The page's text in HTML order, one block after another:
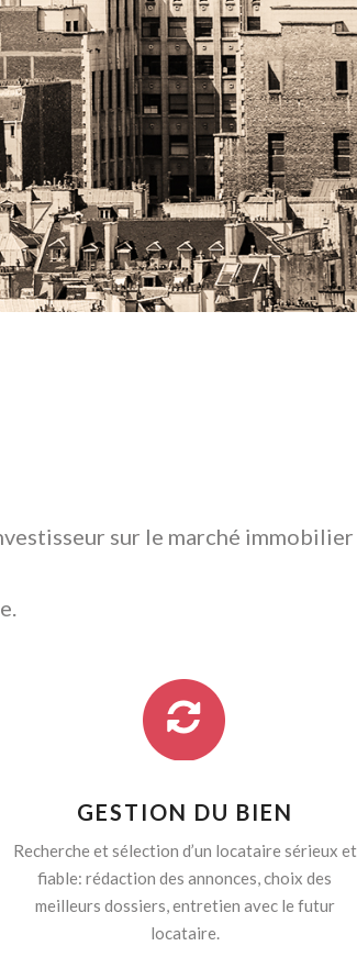
sur le marché immobilier
GESTION DU BIEN
Recherche et sélection d’un locataire sérieux et
fiable: rédaction des annonces, choix des
meilleurs dossiers, entretien avec le futur
locataire.